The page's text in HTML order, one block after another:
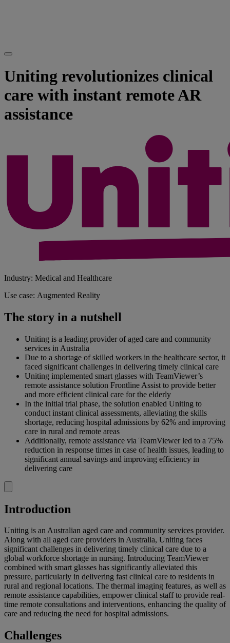
Uniting revolutionizes clinical
care with instant remote AR
assistance
Industry: Medical and Healthcare
Use case: Augmented Reality
The story in a nutshell
Uniting is a leading provider of aged care and community
services in Australia
Due to a shortage of skilled workers in the healthcare sector, it
faced significant challenges in delivering timely clinical care
Uniting implemented smart glasses with TeamViewer’s
remote assistance solution Frontline Assist to provide better
and more efficient clinical care for the elderly
In the initial trial phase, the solution enabled Uniting to
conduct instant clinical assessments, alleviating the skills
shortage, reducing hospital admissions by 62% and improving
care in rural and remote areas
Additionally, remote assistance via TeamViewer led to a 75%
reduction in response times in case of health issues, leading to
significant annual savings and improving efficiency in
delivering care
Introduction
Uniting is an Australian aged care and community services provider.
Along with all aged care providers in Australia, Uniting faces
significant challenges in delivering timely clinical care due to a
global workforce shortage in nursing. Introducing TeamViewer
combined with smart glasses has significantly alleviated this
pressure, particularly in delivering fast clinical care to residents in
rural and regional locations. The thermal imaging features, as well as
remote assistance capabilities, empower clinical staff to provide real-
time remote consultations and interventions, enhancing the quality of
care and reducing the need for hospital admissions.
Challenges